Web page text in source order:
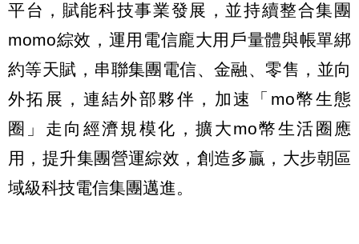
平台，賦能科技事業發展，並持續整合集團
momo綜效，運用電信龐大用戶量體與帳單綁
約等天賦，串聯集團電信、金融、零售，並向
外拓展，連結外部夥伴，加速「mo幣生態
圈」走向經濟規模化，擴大mo幣生活圈應
用，提升集團營運綜效，創造多贏，大步朝區
域級科技電信集團邁進。